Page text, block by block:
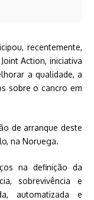
recentemente,
Action, iniciativa
a qualidade, a
sobre o cancro em
de arranque deste
na Noruega.
na definição da
sobrevivência e
automatizada e